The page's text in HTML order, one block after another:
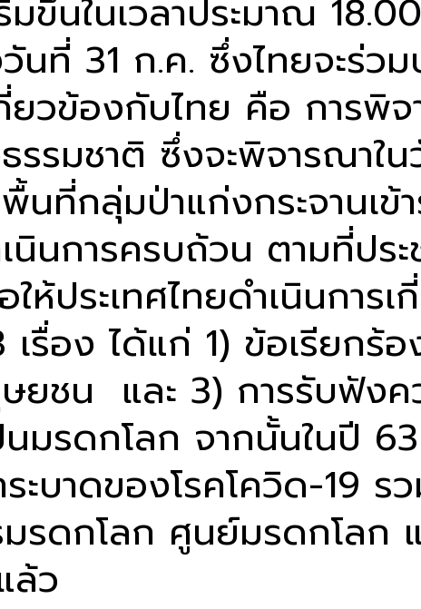
ขึ้นในเวลาประมาณ
นที่ 31 ก.ค. ซึ่งไทยจะร่ว
ยวข้องกับไทย คือ การพิ
รรมชาติ ซึ่งจะพิจารณาใ
นที่กลุ่มป่าแก่งกระจานเ
เนินการครบถ้วน ตามที่ป
ห้ประเทศไทยดำเนินกา
เรื่อง ได้แก่ 1) ข้อเรียกร้
ชน และ 3) การรับฟังค
นมรดกโลก จากนั้นในปี
ะบาดของโรคโควิด-19 ร
รดกโลก ศูนย์มรดกโลก
ล้ว